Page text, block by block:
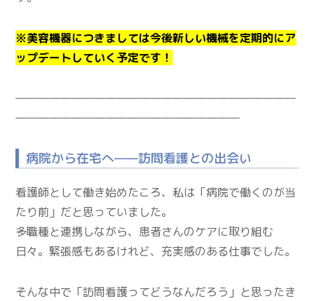
※美容機器につきましては今後新しい機械を定期的にア
ップデートしていく予定です！
―――――――――――――――――――――――――
――――――――――――――――――――
病院から在宅へ——訪問看護との出会い
看護師として働き始めたころ、私は「病院で働くのが当
たり前」だと思っていました。
多職種と連携しながら、患者さんのケアに取り組む
日々。緊張感もあるけれど、充実感のある仕事でした。
そんな中で「訪問看護ってどうなんだろう」と思ったき